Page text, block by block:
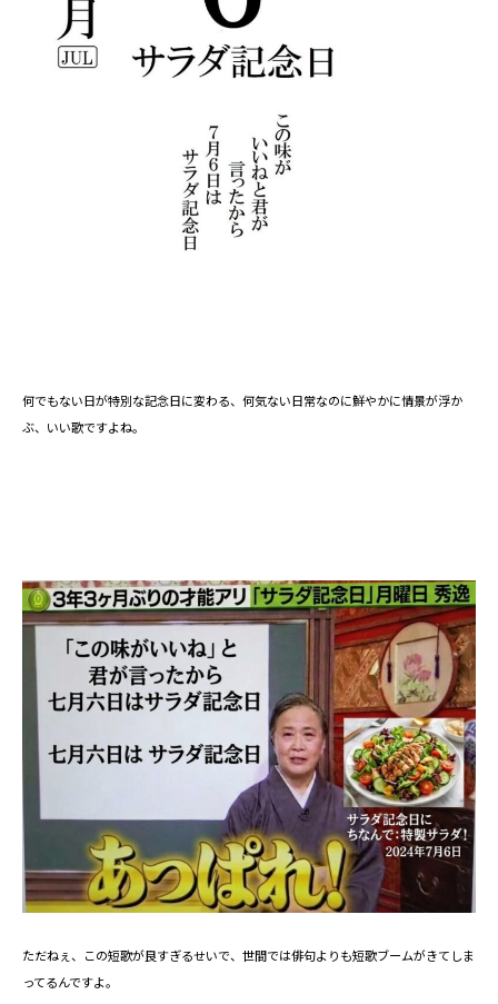
何でもない日が特別な記念日に変わる、何気ない日常なのに鮮やかに情景が浮か
ぶ、いい歌ですよね。
ただねぇ、この短歌が良すぎるせいで、世間では俳句よりも短歌ブームがきてしま
ってるんですよ。